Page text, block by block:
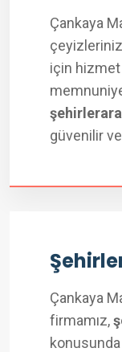
Çankaya
için
güvenilir
Çankaya
firmamız,